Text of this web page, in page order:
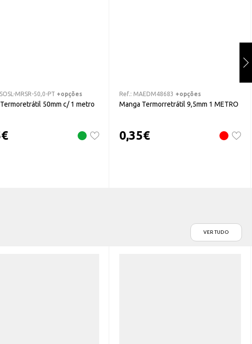
MRSR-50,0-PT +opções
50mm c/ 1 metro
€
Ref.: MAEDM48683 +opções
Manga Termorretrátil 9,5mm 1 METRO
0,35€
VER TUDO